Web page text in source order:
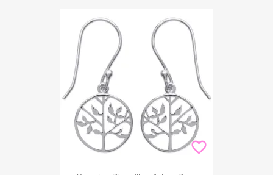
favorite_border